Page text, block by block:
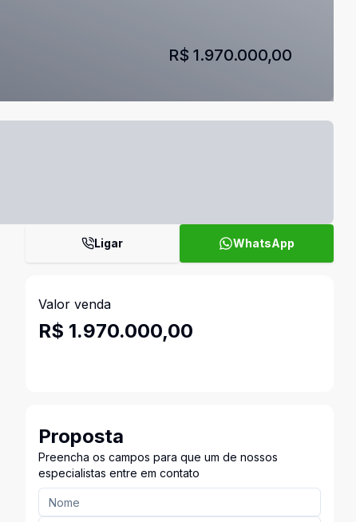
R$ 1.970.000,00
Ligar WhatsApp
Valor venda
R$ 1.970.000,00
Proposta
Preencha os campos para que um de nossos
especialistas entre em contato